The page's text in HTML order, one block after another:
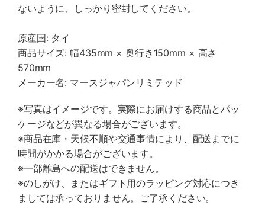
ないように、しっかり密封してください。
原産国: タイ
商品サイズ: 幅435mm × 奥行き150mm × 高さ
570mm
メーカー名: マースジャパンリミテッド
※写真はイメージです。実際にお届けする商品とパッ
ケージなどが異なる場合がございます。
※商品在庫・天候不順や交通事情により、配送までに
時間がかかる場合がございます。
※一部離島への配送はできません。
※のしがけ、またはギフト用のラッピング対応につき
ましては承っておりません。ご了承ください。